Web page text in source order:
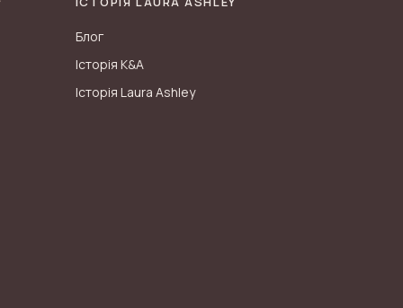
Блог
Історія K&A
Історія Laura Ashley